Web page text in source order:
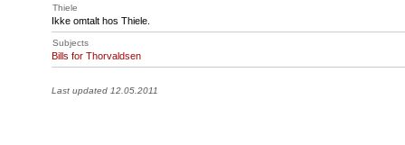
Thiele
Ikke omtalt hos Thiele.
Subjects
Bills for Thorvaldsen
Last updated 12.05.2011